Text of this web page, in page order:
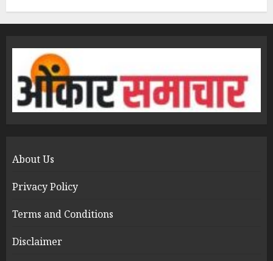
About Us
Privacy Policy
Terms and Conditions
Disclaimer